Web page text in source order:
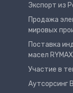
Экспорт из
Продажа
мировых
Поставка
масел RYMAX
Участие в
Аутсорсинг